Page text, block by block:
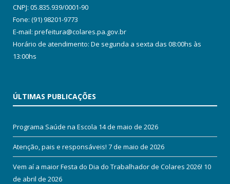
CNPJ: 05.835.939/0001-90
Fone: (91) 98201-9773
E-mail: prefeitura@colares.pa.gov.br
Horário de atendimento: De segunda a sexta das 08:00hs às
13:00hs
ÚLTIMAS PUBLICAÇÕES
Programa Saúde na Escola 14 de maio de 2026
Atenção, pais e responsáveis! 7 de maio de 2026
Vem aí a maior Festa do Dia do Trabalhador de Colares 2026! 10
de abril de 2026